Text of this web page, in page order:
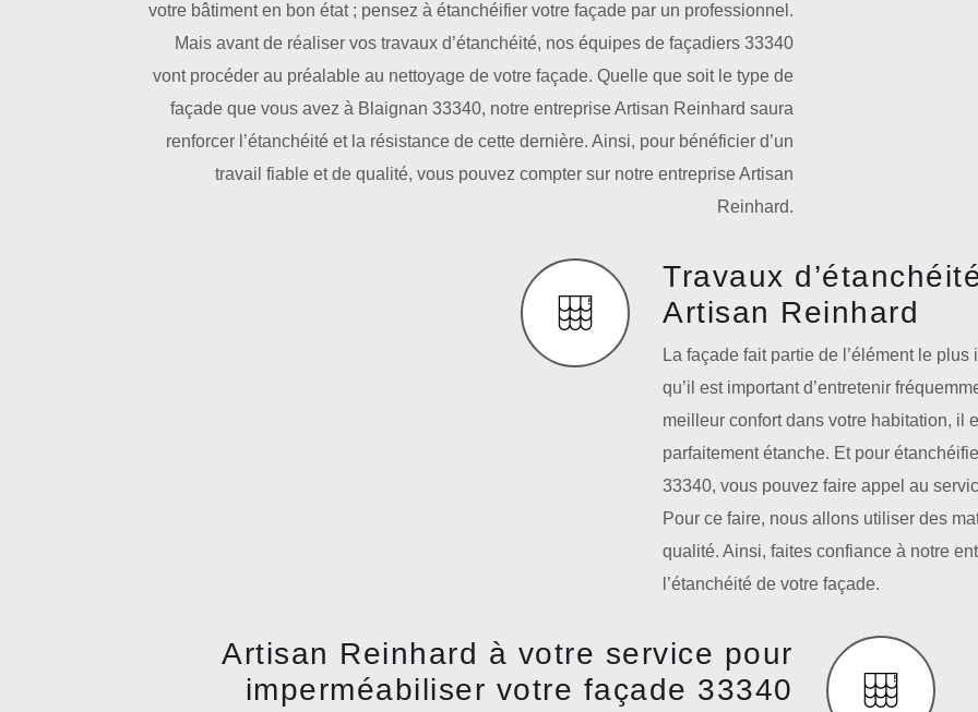
votre bâtiment en bon état ; pensez à étanchéifier votre façade par un professionnel.
Mais avant de réaliser vos travaux d’étanchéité, nos équipes de façadiers 33340
vont procéder au préalable au nettoyage de votre façade. Quelle que soit le type de
façade que vous avez à Blaignan 33340, notre entreprise Artisan Reinhard saura
renforcer l’étanchéité et la résistance de cette dernière. Ainsi, pour bénéficier d’un
travail fiable et de qualité, vous pouvez compter sur notre entreprise Artisan
Reinhard.
Travaux
Artisan Reinhard
La façade fait partie de l’élément le
qu’il est important d’entretenir
meilleur confort dans votre habitation, il
parfaitement étanche. Et pour
33340, vous pouvez faire appel au
Pour ce faire, nous allons utiliser des
qualité. Ainsi, faites confiance à notre
l’étanchéité de votre façade.
Artisan Reinhard à votre service pour
imperméabiliser votre façade 33340